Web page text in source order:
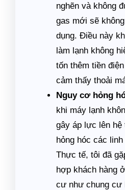
nghẽn và không
gas mới sẽ
dụng. Điều này
làm lạnh không
tốn thêm tiền
cảm thấy thoải
Nguy cơ hỏng
khi máy lạnh
gây áp lực lên hệ
hỏng hóc các
Thực tế, tôi đã
hợp khách hàng
cư như chung cư